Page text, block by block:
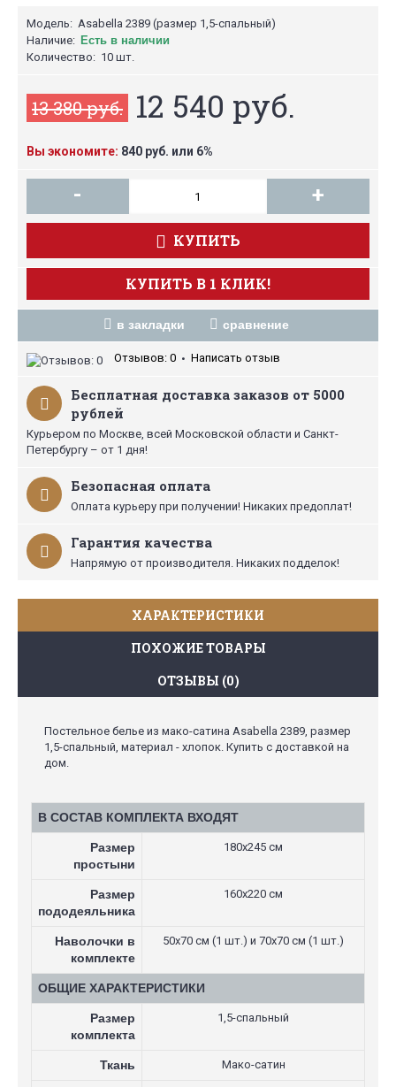
Модель: Asabella 2389 (размер 1,5-спальный)
Наличие: Есть в наличии
Количество: 10 шт.
13 380 руб. 12 540 руб.
Вы экономите: 840 руб. или 6%
- +
КУПИТЬ
КУПИТЬ В 1 КЛИК!
в закладки сравнение
Отзывов: 0 • Написать отзыв
Бесплатная доставка заказов от 5000
рублей
Курьером по Москве, всей Московской области и Санкт-
Петербургу – от 1 дня!
Безопасная оплата
Оплата курьеру при получении! Никаких предоплат!
Гарантия качества
Напрямую от производителя. Никаких подделок!
ХАРАКТЕРИСТИКИ
ПОХОЖИЕ ТОВАРЫ
ОТЗЫВЫ (0)
Постельное белье из мако-сатина Asabella 2389, размер
1,5-спальный, материал - хлопок. Купить с доставкой на
дом.
В СОСТАВ КОМПЛЕКТА ВХОДЯТ
Размер
простыни
180х245 см
Размер
пододеяльника
160х220 см
Наволочки в
комплекте
50х70 см (1 шт.) и 70х70 см (1 шт.)
ОБЩИЕ ХАРАКТЕРИСТИКИ
Размер
комплекта
1,5-спальный
Ткань Мако-сатин